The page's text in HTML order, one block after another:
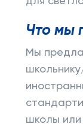
Что мы
Мы
школы или